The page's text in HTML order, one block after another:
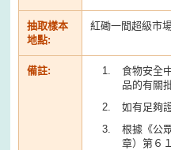
抽取樣本
地點:
紅磡一間超級市
備註:
食物安全
品的有關
如有足夠
根據《公
章）第６